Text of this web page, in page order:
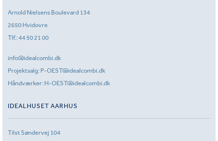
Arnold Nielsens Boulevard 134
2650 Hvidovre
Tlf.:44 50 21 00
info@idealcombi.dk
Projektsalg: P-OEST@idealcombi.dk
Håndværker: H-OEST@idealcombi.dk
IDEALHUSET AARHUS
Tilst Søndervej 104